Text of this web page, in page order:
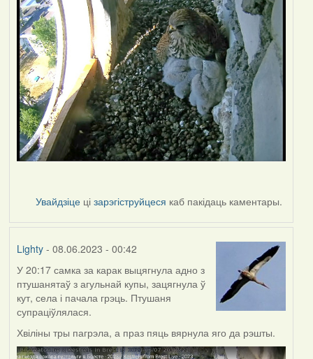
Увайдзіце цізарэгіструйцеся каб пакідаць каментары.
Lighty- 08.06.2023 - 00:42
У 20:17 самка за карак выцягнула адно з
птушанятаў з агульнай купы, зацягнула ў
кут, села і пачала грэць. Птушаня
супраціўлялася.
Хвіліны тры пагрэла, а праз пяць вярнула яго да рэшты.